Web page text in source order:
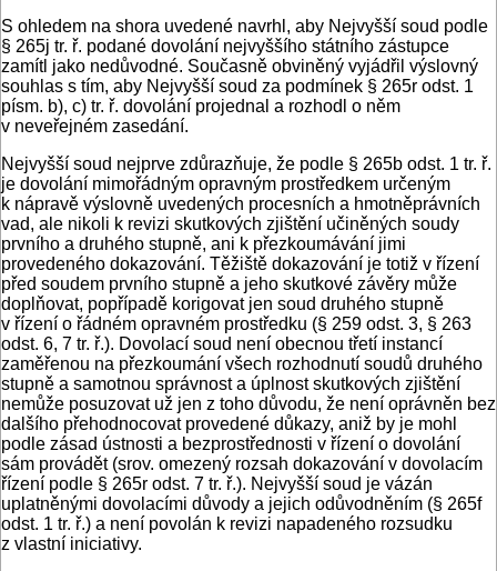
S ohledem na shora uvedené navrhl, aby Nejvyšší soud podle
§ 265j tr. ř. podané dovolání nejvyššího státního zástupce
zamítl jako nedůvodné. Současně obviněný vyjádřil výslovný
souhlas s tím, aby Nejvyšší soud za podmínek § 265r odst. 1
písm. b), c) tr. ř. dovolání projednal a rozhodl o něm
v neveřejném zasedání.
Nejvyšší soud nejprve zdůrazňuje, že podle § 265b odst. 1 tr. ř.
je dovolání mimořádným opravným prostředkem určeným
k nápravě výslovně uvedených procesních a hmotněprávních
vad, ale nikoli k revizi skutkových zjištění učiněných soudy
prvního a druhého stupně, ani k přezkoumávání jimi
provedeného dokazování. Těžiště dokazování je totiž v řízení
před soudem prvního stupně a jeho skutkové závěry může
doplňovat, popřípadě korigovat jen soud druhého stupně
v řízení o řádném opravném prostředku (§ 259 odst. 3, § 263
odst. 6, 7 tr. ř.). Dovolací soud není obecnou třetí instancí
zaměřenou na přezkoumání všech rozhodnutí soudů druhého
stupně a samotnou správnost a úplnost skutkových zjištění
nemůže posuzovat už jen z toho důvodu, že není oprávněn bez
dalšího přehodnocovat provedené důkazy, aniž by je mohl
podle zásad ústnosti a bezprostřednosti v řízení o dovolání
sám provádět (srov. omezený rozsah dokazování v dovolacím
řízení podle § 265r odst. 7 tr. ř.). Nejvyšší soud je vázán
uplatněnými dovolacími důvody a jejich odůvodněním (§ 265f
odst. 1 tr. ř.) a není povolán k revizi napadeného rozsudku
z vlastní iniciativy.